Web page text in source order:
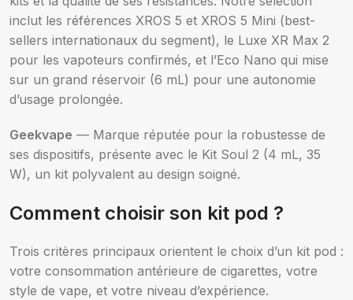
inclut les références XROS 5 et XROS 5 Mini (best-
sellers internationaux du segment), le Luxe XR Max 2
pour les vapoteurs confirmés, et l’Eco Nano qui mise
sur un grand réservoir (6 mL) pour une autonomie
d’usage prolongée.
Geekvape — Marque réputée pour la robustesse de
ses dispositifs, présente avec le Kit Soul 2 (4 mL, 35
W), un kit polyvalent au design soigné.
Comment choisir son kit pod ?
Trois critères principaux orientent le choix d’un kit pod :
votre consommation antérieure de cigarettes, votre
style de vape, et votre niveau d’expérience.